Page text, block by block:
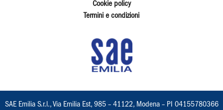
Cookie policy
Termini e condizioni
SAE Emilia S.r.l., Via Emilia Est, 985 – 41122, Modena – PI 04155780366